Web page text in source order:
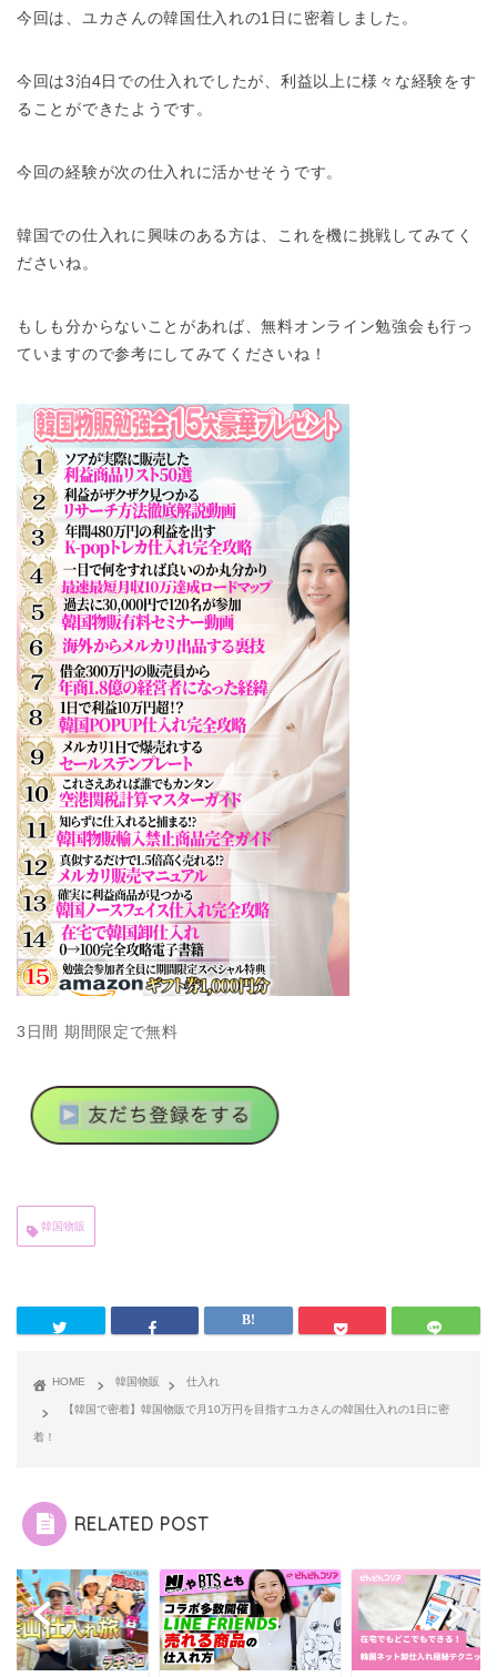
今回は、ユカさんの韓国仕入れの1日に密着しました。
今回は3泊4日での仕入れでしたが、利益以上に様々な経験をす
ることができたようです。
今回の経験が次の仕入れに活かせそうです。
韓国での仕入れに興味のある方は、これを機に挑戦してみてく
ださいね。
もしも分からないことがあれば、無料オンライン勉強会も行っ
ていますので参考にしてみてくださいね！
3日間 期間限定で無料
韓国物販
HOME 韓国物販 仕入れ
【韓国で密着】韓国物販で月10万円を目指すユカさんの韓国仕入れの1日に密
着！
RELATED POST